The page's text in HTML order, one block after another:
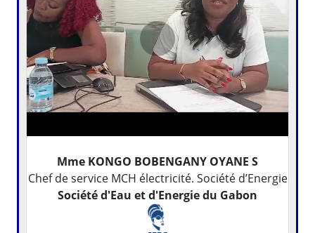
Mme KONGO BOBENGANY OYANE S
Chef de service MCH électricité. Société d’Energie
Société d'Eau et d'Energie du Gabon